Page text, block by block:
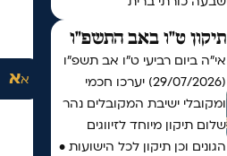
אא
תיקון ט"ו באב התשפ"ו
אי"ה ביום רביעי ט״ו אב תשפ״ו
(29/07/2026) יערכו חכמי
ומקובלי ישיבת המקובלים נהר
שלום תיקון מיוחד לזיווגים
הגונים וכן תיקון לכל הישועות •